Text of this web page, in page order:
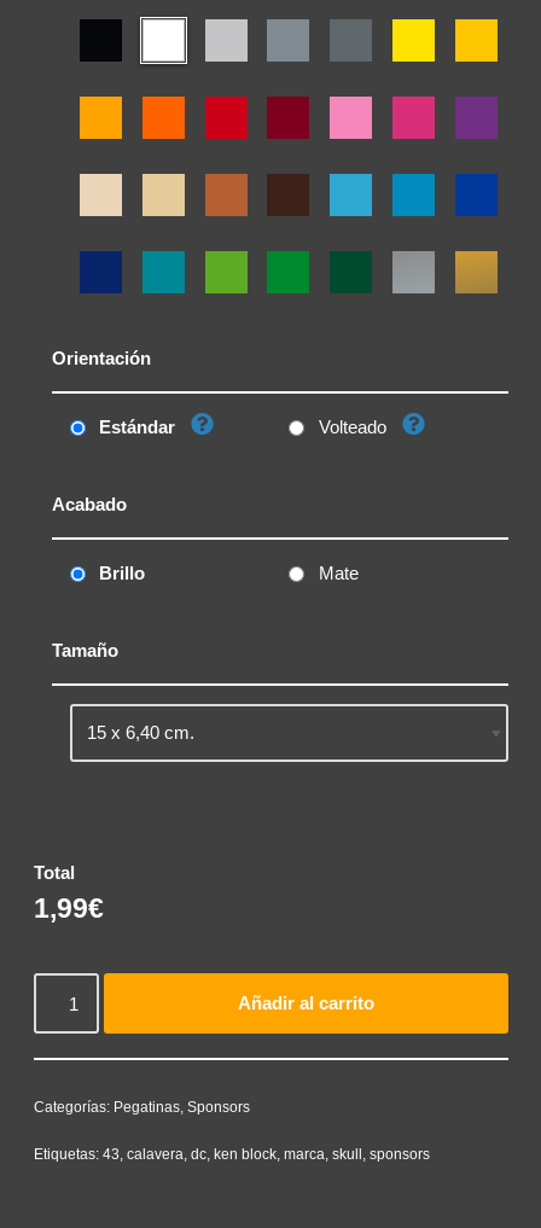
Orientación
Estándar Volteado
Acabado
Brillo Mate
Tamaño
Total
1,99€
Añadir al carrito
Categorías: Pegatinas, Sponsors
Etiquetas: 43, calavera, dc, ken block, marca, skull , sponsors